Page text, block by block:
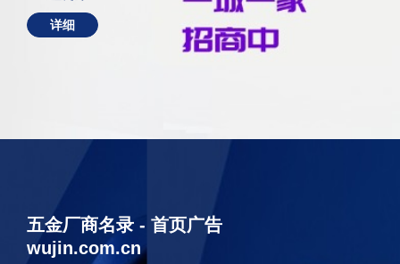
详细
五金厂商名录 - 首页广告
wujin.com.cn